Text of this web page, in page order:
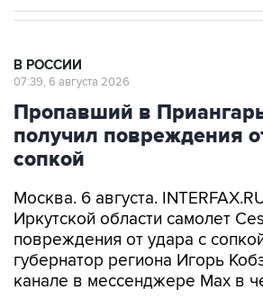
В РОССИИ
07:39, 6 августа 2026
Пропавший в
получил повреждения
сопкой
Москва. 6 августа.
Иркутской области самолет
повреждения от удара с
губернатор региона Игорь
канале в мессенджере Мах в